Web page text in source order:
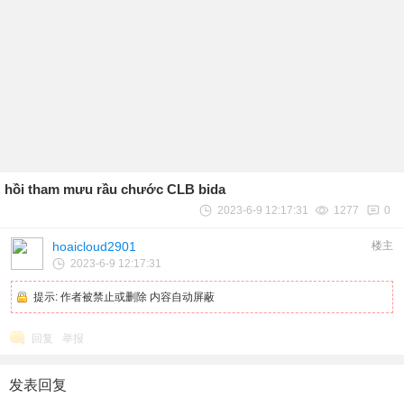
hồi tham mưu rầu chước CLB bida
2023-6-9 12:17:31 1277 0
hoaicloud2901
楼主
2023-6-9 12:17:31
提示: 作者被禁止或删除 内容自动屏蔽
回复 举报
发表回复